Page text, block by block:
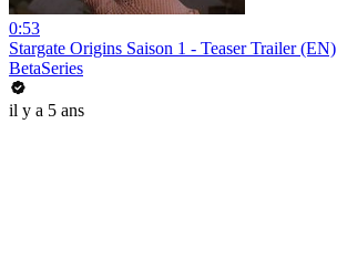
0:53
Stargate Origins Saison 1 - Teaser Trailer (EN)
BetaSeries
il y a 5 ans